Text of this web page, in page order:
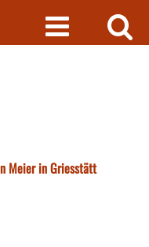
Meier in Griesstätt